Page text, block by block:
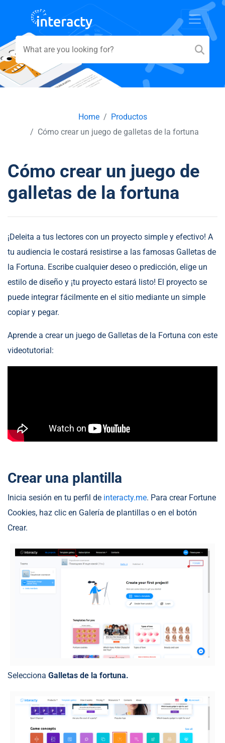
Home
Productos
Cómo crear un juego de galletas de la fortuna
Cómo crear un juego de
galletas de la fortuna
¡Deleita a tus lectores con un proyecto simple y efectivo! A
tu audiencia le costará resistirse a las famosas Galletas de
la Fortuna. Escribe cualquier deseo o predicción, elige un
estilo de diseño y ¡tu proyecto estará listo! El proyecto se
puede integrar fácilmente en el sitio mediante un simple
copiar y pegar.
Aprende a crear un juego de Galletas de la Fortuna con este
videotutorial:
Crear una plantilla
Inicia sesión en tu perfil de interacty.me. Para crear Fortune
Cookies, haz clic en Galería de plantillas o en el botón
Crear.
Selecciona Galletas de la fortuna.